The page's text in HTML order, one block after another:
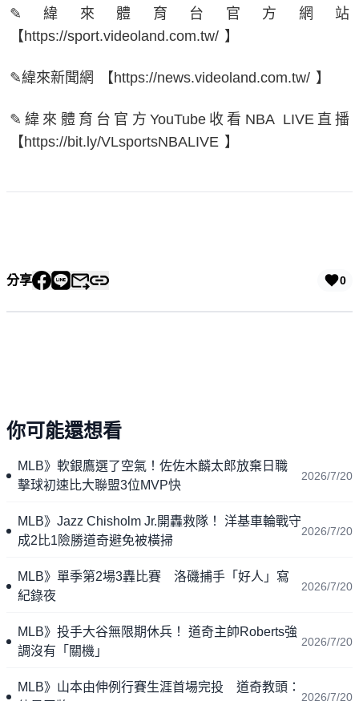
✎緯來體育台官方網站
【https://sport.videoland.com.tw/ 】
✎緯來新聞網 【https://news.videoland.com.tw/ 】
✎緯來體育台官方YouTube收看NBA LIVE直播
【https://bit.ly/VLsportsNBALIVE 】
分享 0
你可能還想看
MLB》軟銀鷹選了空氣！佐佐木麟太郎放棄日職
擊球初速比大聯盟3位MVP快
2026/7/20
MLB》Jazz Chisholm Jr.開轟救隊！ 洋基車輪戰守
成2比1險勝道奇避免被橫掃
2026/7/20
MLB》單季第2場3轟比賽 洛磯捕手「好人」寫
紀錄夜
2026/7/20
MLB》投手大谷無限期休兵！ 道奇主帥Roberts強
調沒有「關機」
2026/7/20
MLB》山本由伸例行賽生涯首場完投 道奇教頭：
2026/7/20